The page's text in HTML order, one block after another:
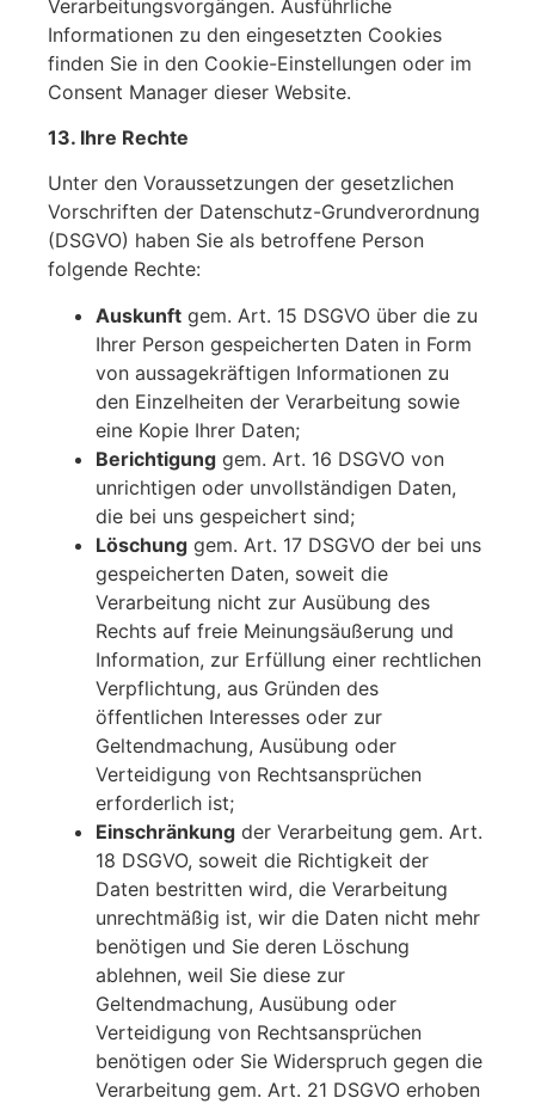
Verarbeitungsvorgängen. Ausführliche
Informationen zu den eingesetzten Cookies
finden Sie in den Cookie-Einstellungen oder im
Consent Manager dieser Website.
13. Ihre Rechte
Unter den Voraussetzungen der gesetzlichen
Vorschriften der Datenschutz-Grundverordnung
(DSGVO) haben Sie als betroffene Person
folgende Rechte:
Auskunft gem. Art. 15 DSGVO über die zu
Ihrer Person gespeicherten Daten in Form
von aussagekräftigen Informationen zu
den Einzelheiten der Verarbeitung sowie
eine Kopie Ihrer Daten;
Berichtigung gem. Art. 16 DSGVO von
unrichtigen oder unvollständigen Daten,
die bei uns gespeichert sind;
Löschung gem. Art. 17 DSGVO der bei uns
gespeicherten Daten, soweit die
Verarbeitung nicht zur Ausübung des
Rechts auf freie Meinungsäußerung und
Information, zur Erfüllung einer rechtlichen
Verpflichtung, aus Gründen des
öffentlichen Interesses oder zur
Geltendmachung, Ausübung oder
Verteidigung von Rechtsansprüchen
erforderlich ist;
Einschränkung der Verarbeitung gem. Art.
18 DSGVO, soweit die Richtigkeit der
Daten bestritten wird, die Verarbeitung
unrechtmäßig ist, wir die Daten nicht mehr
benötigen und Sie deren Löschung
ablehnen, weil Sie diese zur
Geltendmachung, Ausübung oder
Verteidigung von Rechtsansprüchen
benötigen oder Sie Widerspruch gegen die
Verarbeitung gem. Art. 21 DSGVO erhoben